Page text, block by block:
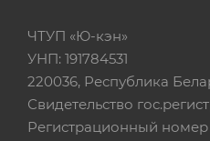
ЧТУП «Ю-кэн»
УНП: 191784531
220036, Республика
Свидетельство
Регистрационный номер